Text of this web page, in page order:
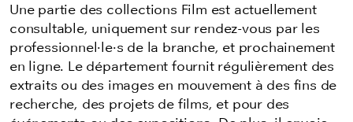
Une partie des collections Film est actuellement
consultable, uniquement sur rendez-vous par les
professionnel·le·s de la branche, et prochainement
en ligne. Le département fournit régulièrement des
extraits ou des images en mouvement à des fins de
recherche, des projets de films, et pour des